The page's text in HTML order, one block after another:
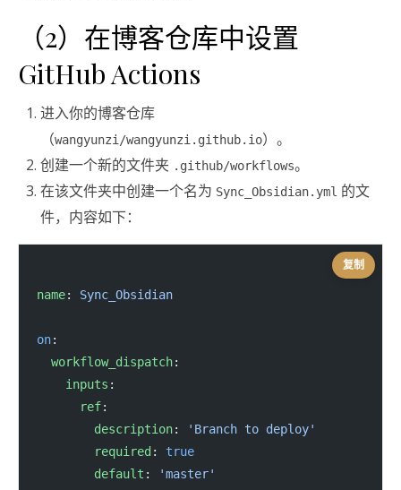
（2）在博客仓库中设置
GitHub Actions
进入你的博客仓库
（wangyunzi/wangyunzi.github.io）。
创建一个新的文件夹 .github/workflows。
在该文件夹中创建一个名为 Sync_Obsidian.yml 的文
件，内容如下：
name: Sync_Obsidian
on:
  workflow_dispatch
:
    inputs
:
      ref
:
        description
:
'Branch to deploy'
        required
: true
        default
: 'master'
复制